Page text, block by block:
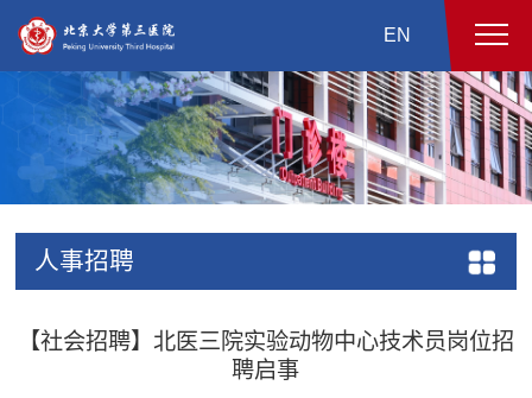
EN
人事招聘
【社会招聘】北医三院实验动物中心技术员岗位招
聘启事